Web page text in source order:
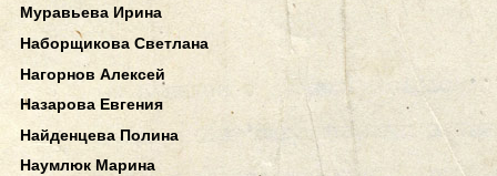
Муравьева Ирина
Наборщикова Светлана
Нагорнов Алексей
Назарова Евгения
Найденцева Полина
Наумлюк Марина